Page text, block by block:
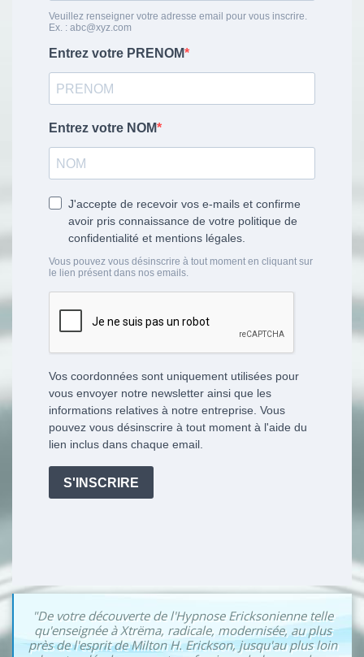
"De votre découverte de l'Hypnose Ericksonienne telle
qu'enseignée à Xtrëma, radicale, modernisée, au plus
près de l'esprit de Milton H. Erickson, jusqu'au plus loin